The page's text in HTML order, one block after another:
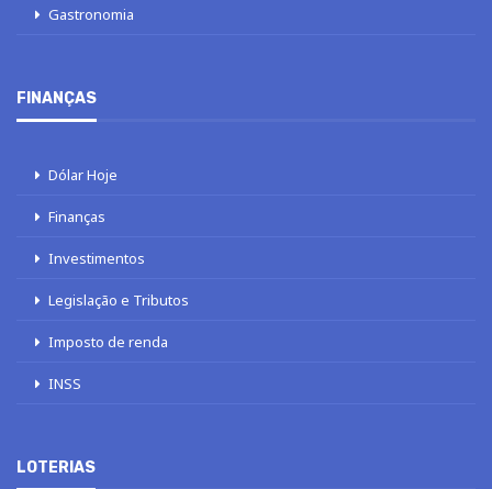
Gastronomia
FINANÇAS
Dólar Hoje
Finanças
Investimentos
Legislação e Tributos
Imposto de renda
INSS
LOTERIAS